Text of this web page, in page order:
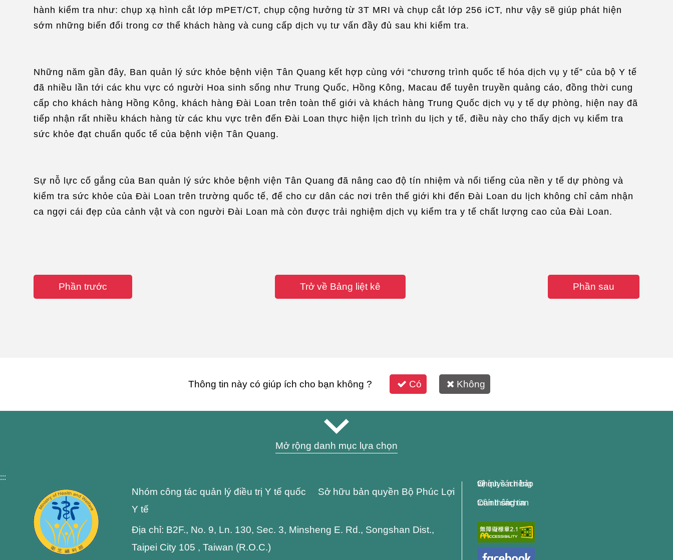
hành kiểm tra như: chụp xạ hình cắt lớp mPET/CT, chụp cộng hưởng từ 3T MRI và chụp cắt lớp 256 iCT, như vậy sẽ giúp phát hiện
sớm những biến đổi trong cơ thể khách hàng và cung cấp dịch vụ tư vấn đầy đủ sau khi kiểm tra.
Những năm gần đây, Ban quản lý sức khỏe bệnh viện Tân Quang kết hợp cùng với “chương trình quốc tế hóa dịch vụ y tế” của bộ Y tế
đã nhiều lần tới các khu vực có người Hoa sinh sống như Trung Quốc, Hồng Kông, Macau để tuyên truyền quảng cáo, đồng thời cung
cấp cho khách hàng Hồng Kông, khách hàng Đài Loan trên toàn thế giới và khách hàng Trung Quốc dịch vụ y tế dự phòng, hiện nay đã
tiếp nhận rất nhiều khách hàng từ các khu vực trên đến Đài Loan thực hiện lịch trình du lịch y tế, điều này cho thấy dịch vụ kiểm tra
sức khỏe đạt chuẩn quốc tế của bệnh viện Tân Quang.
Sự nỗ lực cố gắng của Ban quản lý sức khỏe bệnh viện Tân Quang đã nâng cao độ tín nhiệm và nổi tiếng của nền y tế dự phòng và
kiểm tra sức khỏe của Đài Loan trên trường quốc tế, để cho cư dân các nơi trên thế giới khi đến Đài Loan du lịch không chỉ cảm nhận
ca ngợi cái đẹp của cảnh vật và con người Đài Loan mà còn được trải nghiệm dịch vụ kiểm tra y tế chất lượng cao của Đài Loan.
Phần trước Trở về Bảng liệt kê Phần sau
Thông tin này có giúp ích cho bạn không ? Có Không
Mở rộng danh mục lựa chọn
:::
Nhóm công tác quản lý điều trị Y tế quốc Sở hữu bản quyền Bộ Phúc Lợi
Y tế
Địa chỉ: B2F., No. 9, Ln. 130, Sec. 3, Minsheng E. Rd., Songshan Dist.,
Taipei City 105 , Taiwan (R.O.C.)
Chính sách bảo vệ quyề n riêng tư
Chính sách an toàn thông tin